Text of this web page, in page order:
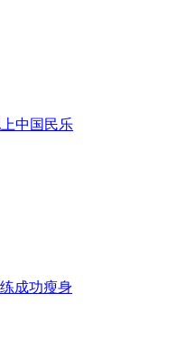
面不公正
闹非凡 减压"枕头大战"
中国民乐
成功瘦身